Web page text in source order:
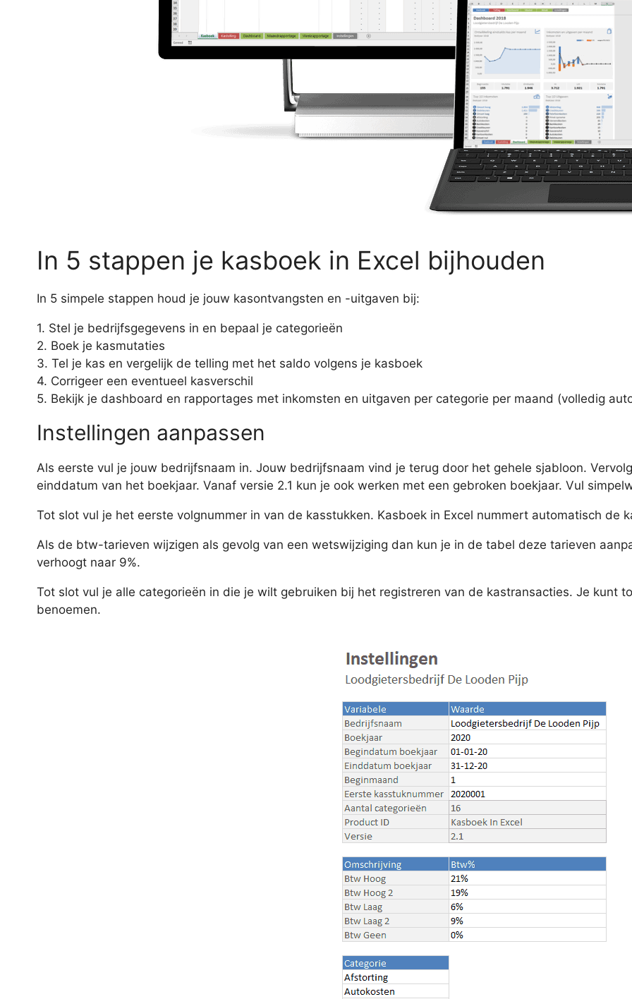
In 5 stappen je kasboek in Excel bijhouden
In 5 simpele stappen houd je jouw kasontvangsten en -uitgaven bij:
1. Stel je bedrijfsgegevens in en bepaal je categorieën
2. Boek je kasmutaties
3. Tel je kas en vergelijk de telling met het saldo volgens je kasboek
4. Corrigeer een eventueel kasverschil
5. Bekijk je dashboard en rapportages met inkomsten en uitgaven per categorie per maand (volledig
Instellingen aanpassen
Als eerste vul je jouw bedrijfsnaam in. Jouw bedrijfsnaam vind je terug door het gehele sjabloon.
einddatum van het boekjaar. Vanaf versie 2.1 kun je ook werken met een gebroken boekjaar. Vul
Tot slot vul je het eerste volgnummer in van de kasstukken. Kasboek in Excel nummert automatisch de
Als de btw-tarieven wijzigen als gevolg van een wetswijziging dan kun je in de tabel deze tarieven
verhoogt naar 9%.
Tot slot vul je alle categorieën in die je wilt gebruiken bij het registreren van de kastransacties. Je kunt
benoemen.